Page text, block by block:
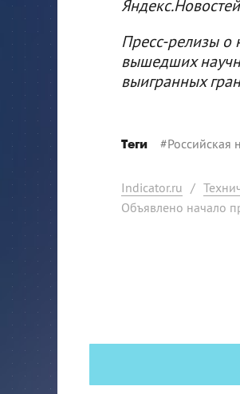
Пресс-релизы о
вышедших
выигранных
Теги #Российская
Indicator.ru /
Объявлено начало